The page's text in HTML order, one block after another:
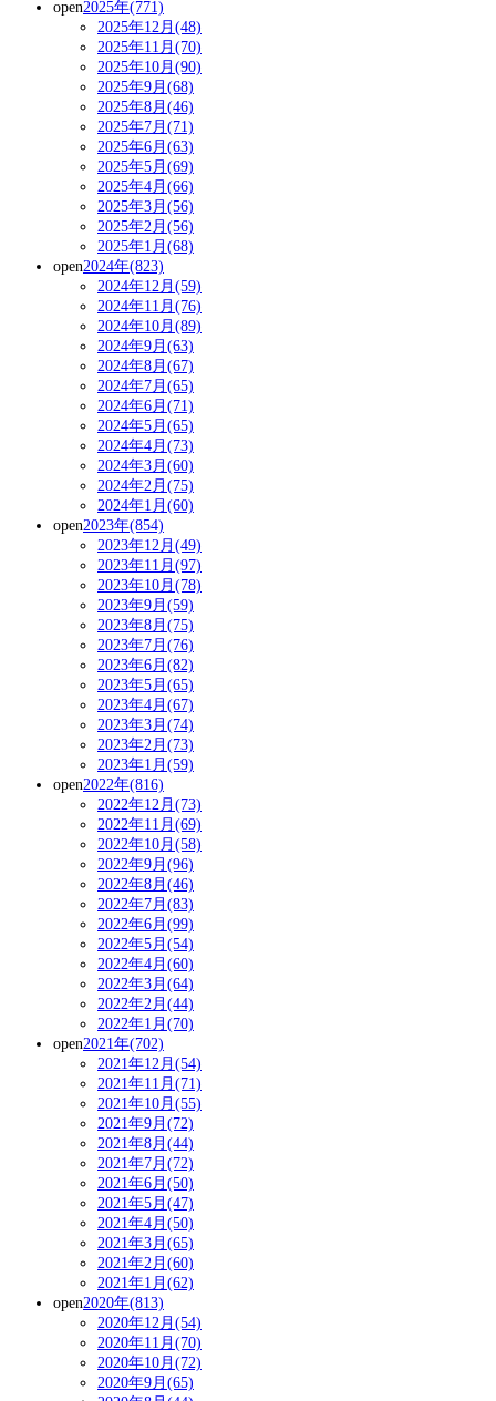
open2025年(771)
2025年12月(48)
2025年11月(70)
2025年10月(90)
2025年9月(68)
2025年8月(46)
2025年7月(71)
2025年6月(63)
2025年5月(69)
2025年4月(66)
2025年3月(56)
2025年2月(56)
2025年1月(68)
open2024年(823)
2024年12月(59)
2024年11月(76)
2024年10月(89)
2024年9月(63)
2024年8月(67)
2024年7月(65)
2024年6月(71)
2024年5月(65)
2024年4月(73)
2024年3月(60)
2024年2月(75)
2024年1月(60)
open2023年(854)
2023年12月(49)
2023年11月(97)
2023年10月(78)
2023年9月(59)
2023年8月(75)
2023年7月(76)
2023年6月(82)
2023年5月(65)
2023年4月(67)
2023年3月(74)
2023年2月(73)
2023年1月(59)
open2022年(816)
2022年12月(73)
2022年11月(69)
2022年10月(58)
2022年9月(96)
2022年8月(46)
2022年7月(83)
2022年6月(99)
2022年5月(54)
2022年4月(60)
2022年3月(64)
2022年2月(44)
2022年1月(70)
open2021年(702)
2021年12月(54)
2021年11月(71)
2021年10月(55)
2021年9月(72)
2021年8月(44)
2021年7月(72)
2021年6月(50)
2021年5月(47)
2021年4月(50)
2021年3月(65)
2021年2月(60)
2021年1月(62)
open2020年(813)
2020年12月(54)
2020年11月(70)
2020年10月(72)
2020年9月(65)